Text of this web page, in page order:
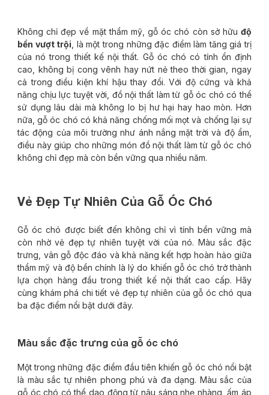
Không chỉ đẹp về mặt thẩm mỹ, gỗ óc chó còn sở hữu độ
bền vượt trội , là một trong những đặc điểm làm tăng giá trị
của nó trong thiết kế nội thất. Gỗ óc chó có tính ổn định
cao, không bị cong vênh hay nứt nẻ theo thời gian, ngay
cả trong điều kiện khí hậu thay đổi. Với độ cứng và khả
năng chịu lực tuyệt vời, đồ nội thất làm từ gỗ óc chó có thể
sử dụng lâu dài mà không lo bị hư hại hay hao mòn. Hơn
nữa, gỗ óc chó có khả năng chống mối mọt và chống lại sự
tác động của môi trường như ánh nắng mặt trời và độ ẩm,
điều này giúp cho những món đồ nội thất làm từ gỗ óc chó
không chỉ đẹp mà còn bền vững qua nhiều năm.
Vẻ Đẹp Tự Nhiên Của Gỗ Óc Chó
Gỗ óc chó được biết đến không chỉ vì tính bền vững mà
còn nhờ vẻ đẹp tự nhiên tuyệt vời của nó. Màu sắc đặc
trưng, vân gỗ độc đáo và khả năng kết hợp hoàn hảo giữa
thẩm mỹ và độ bền chính là lý do khiến gỗ óc chó trở thành
lựa chọn hàng đầu trong thiết kế nội thất cao cấp. Hãy
cùng khám phá chi tiết vẻ đẹp tự nhiên của gỗ óc chó qua
ba đặc điểm nổi bật dưới đây.
Màu sắc đặc trưng của gỗ óc chó
Một trong những đặc điểm đầu tiên khiến gỗ óc chó nổi bật
là màu sắc tự nhiên phong phú và đa dạng. Màu sắc của
gỗ óc chó có thể dao động từ nâu sáng nhẹ nhàng, ấm áp